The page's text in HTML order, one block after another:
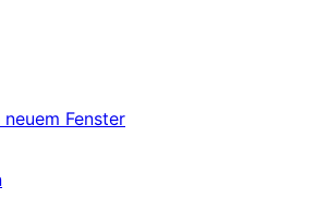
Fenster